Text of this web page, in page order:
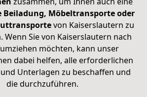
Beiladung, Möbeltransporte oder
von Kaiserslautern zu
Wenn Sie von Kaiserslautern nach
möchten, kann unser
dabei helfen, alle erforderlichen
Unterlagen zu beschaffen und
die durchzuführen.